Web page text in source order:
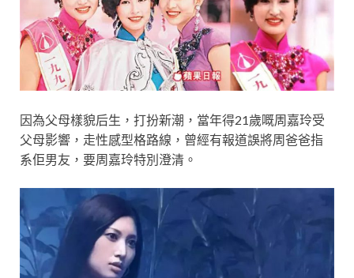
因為父母樣貌后生，打扮新潮，當年得21歲嘅周嘉玲受
父母影響，走性感型格路線，曾經有報道誤將周爸爸指
系佢男友，要周嘉玲特別澄清。